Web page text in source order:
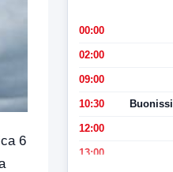
6
00:00
02:00
09:00
10:30
12:00
13:00